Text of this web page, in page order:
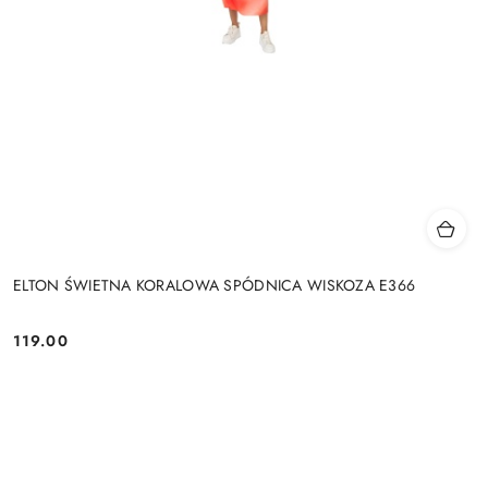
ELTON ŚWIETNA KORALOWA SPÓDNICA WISKOZA E366
Cena:
119.00